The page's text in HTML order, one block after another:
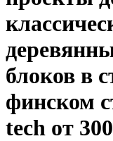
блоков в
финском
tech от